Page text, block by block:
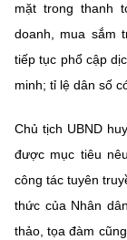
mặt trong thanh
doanh, mua sắm
tiếp tục phổ cập
minh; tỉ lệ dân số
Chủ tịch UBND
được mục tiêu
công tác tuyên
thức của Nhân
thảo, tọa đàm